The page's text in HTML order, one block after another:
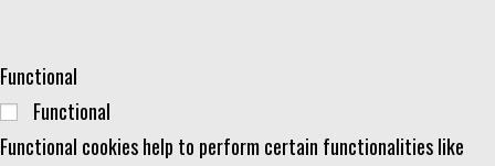
Functional
Functional
Functional cookies help to perform certain functionalities like